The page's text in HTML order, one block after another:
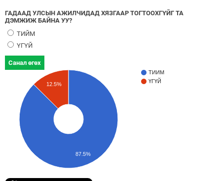
ГАДААД УЛСЫН АЖИЛЧИДАД ХЯЗГААР ТОГТООХГҮЙГ ТА
ДЭМЖИЖ БАЙНА УУ?
ТИЙМ
ҮГҮЙ
Санал өгөх
ТИЙМ
ҮГҮЙ
12.5%
87.5%